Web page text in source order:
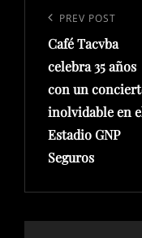
entradas
Previous
Post
PREV POST
Café Tacvba
celebra 35 años
con un
inolvidable en
Estadio GNP
Seguros